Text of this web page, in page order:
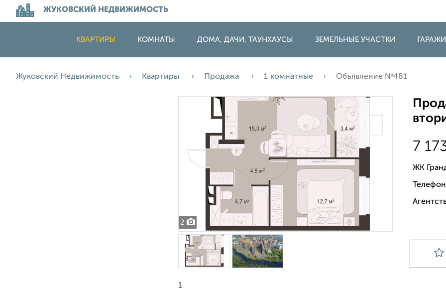
ЖУКОВСКИЙ НЕДВИЖИМОСТЬ
КВАРТИРЫ КОМНАТЫ ДОМА, ДАЧИ, ТАУНХАУСЫ ЗЕМЕЛЬНЫЕ УЧАСТКИ
Жуковский Недвижимость Квартиры Продажа 1‑комнатные Объявление №481
2
7
ЖК
1